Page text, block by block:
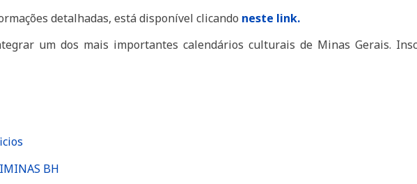
detalhadas, está disponível clicando neste link.
um dos mais importantes calendários culturais de Minas Gerais.
BH